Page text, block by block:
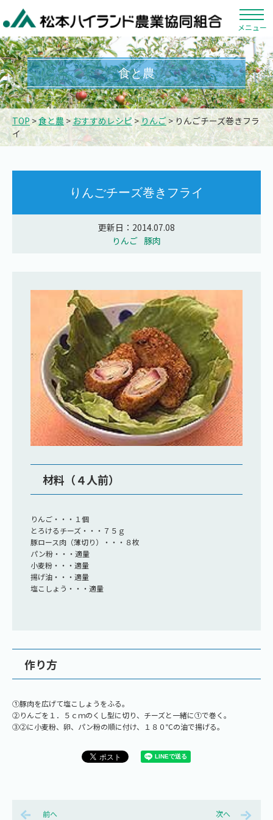
メニュー
食と農
TOP>食と農>おすすめレシピ> りんご> りんごチーズ巻きフラ
イ
りんごチーズ巻きフライ
更新日：2014.07.08
りんご 豚肉
材料（４人前）
りんご・・・１個
とろけるチーズ・・・７５ｇ
豚ロース肉（薄切り）・・・８枚
パン粉・・・適量
小麦粉・・・適量
揚げ油・・・適量
塩こしょう・・・適量
作り方
①豚肉を広げて塩こしょうをふる。
②りんごを１．５ｃｍのくし型に切り、チーズと一緒に①で巻く。
③②に小麦粉、卵、パン粉の順に付け、１８０℃の油で揚げる。
前へ 次へ